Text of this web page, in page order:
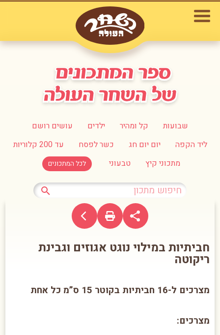
שבועות קל ומהיר ילדים
עושים רושם
ליד הקפה
יום יום חג כשר לפסח
עד 200 קלוריות
מתכוני קיץ
טבעוני לכל המתכונים
חביתיות במילוי נוגט אגוזים וגבינת
ריקוטה
מצרכים ל-16 חביתיות בקוטר 15 ס”מ כל אחת
מצרכים: